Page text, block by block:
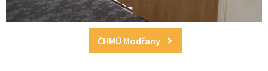
ČHMÚ Modřany